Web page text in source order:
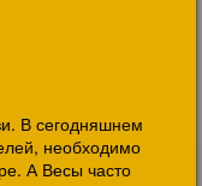
В сегодняшнем
необходимо
А Весы часто